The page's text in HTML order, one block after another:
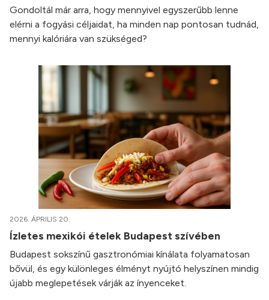
Gondoltál már arra, hogy mennyivel egyszerűbb lenne
elérni a fogyási céljaidat, ha minden nap pontosan tudnád,
mennyi kalóriára van szükséged?
2026. ÁPRILIS 20.
Ízletes mexikói ételek Budapest szívében
Budapest sokszínű gasztronómiai kínálata folyamatosan
bővül, és egy különleges élményt nyújtó helyszínen mindig
újabb meglepetések várják az ínyenceket.